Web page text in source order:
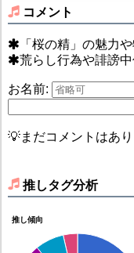
コメント
「桜の精」の魅力
荒らし行為や誹謗
お名前:
💡まだコメントはあ
推しタグ分析
推し傾向